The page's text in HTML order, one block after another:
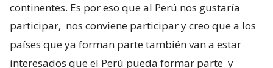
continentes. Es por eso que al Perú nos gustaría
participar, nos conviene participar y creo que a los
países que ya forman parte también van a estar
interesados que el Perú pueda formar parte y